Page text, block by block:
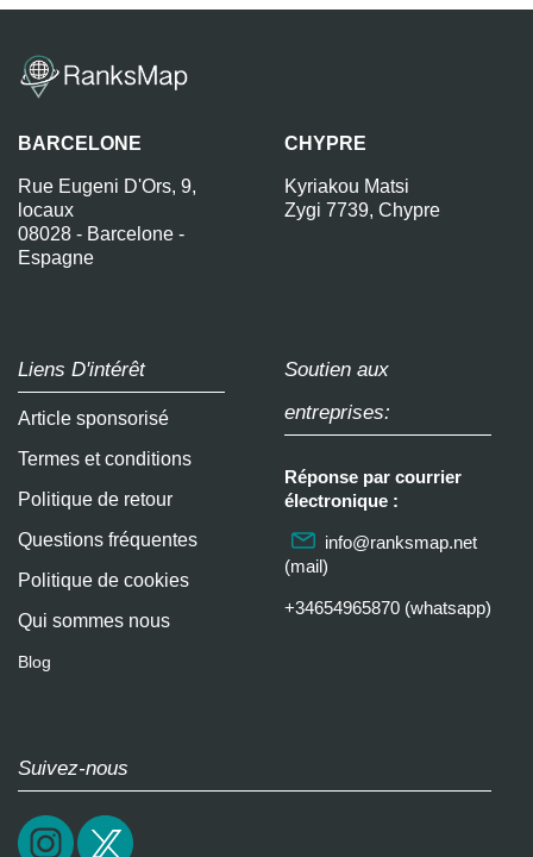
BARCELONE
Rue Eugeni D'Ors, 9,
locaux
08028 - Barcelone -
Espagne
CHYPRE
Kyriakou Matsi
Zygi 7739, Chypre
Liens D'intérêt
Article sponsorisé
Termes et conditions
Politique de retour
Questions fréquentes
Politique de cookies
Qui sommes nous
Blog
Soutien aux
entreprises:
Réponse par courrier
électronique :
info@ranksmap.net
(mail)
+34654965870 (whatsapp)
Suivez-nous